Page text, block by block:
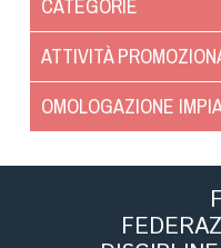
CATEGORIE
ATTIVITÀ
OMOLOGAZIONE